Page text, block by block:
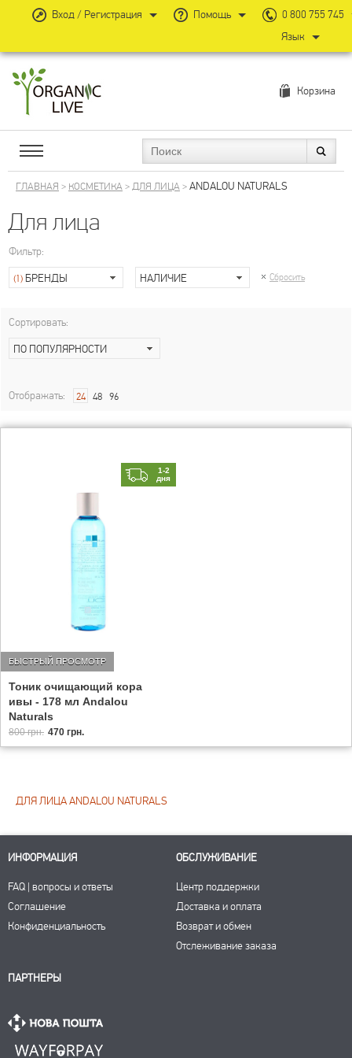
Корзина
ГЛАВНАЯ > КОСМЕТИКА>ДЛЯ ЛИЦА>ANDALOU NATURALS
Для лица
Фильтр:
(1) БРЕНДЫ НАЛИЧИЕ Сбросить
Сортировать:
ПО ПОПУЛЯРНОСТИ
Отображать: 24 48 96
1-2
дня
Тоник очищающий кора
ивы - 178 мл Andalou
Naturals
БЫСТРЫЙ ПРОСМОТР
800 грн. 470 грн.
Вход / Регистрация Помощь
0 800 755 745
Язык
ДЛЯ ЛИЦА ANDALOU NATURALS
ИНФОРМАЦИЯ
FAQ | вопросы и ответы
Соглашение
Конфиденциальность
ОБСЛУЖИВАНИЕ
Центр поддержки
Доставка и оплата
Возврат и обмен
Отслеживание заказа
ПАРТНЕРЫ